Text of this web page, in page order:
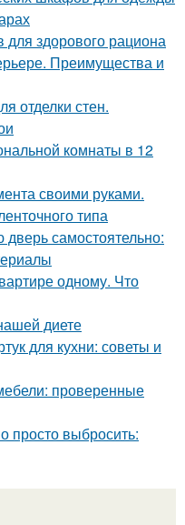
для здорового рациона
Преимущества и
отделки стен.
комнаты в 12
своими руками.
типа
дверь самостоятельно:
одному. Что
диете
для кухни: советы и
проверенные
просто выбросить: